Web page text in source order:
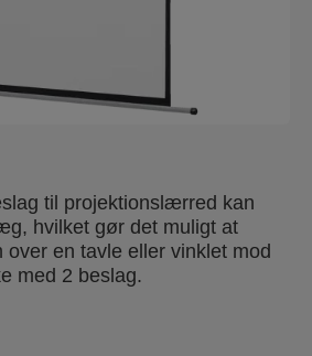
til projektionslærred kan
hvilket gør det muligt at
en tavle eller vinklet mod
med 2 beslag.